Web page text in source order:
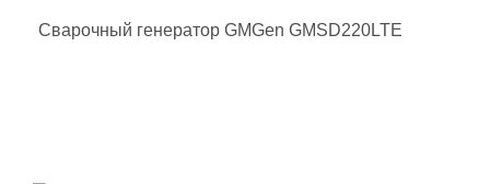
Сварочный генератор GMGen GMSD220LTE